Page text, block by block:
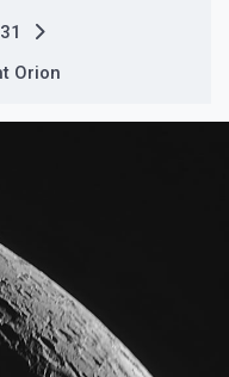
31
Orion